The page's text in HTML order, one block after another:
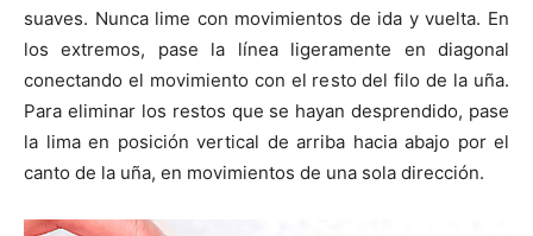
suaves. Nunca lime con movimientos de ida y vuelta. En
los extremos, pase la línea ligeramente en diagonal
conectando el movimiento con el resto del filo de la uña.
Para eliminar los restos que se hayan desprendido, pase
la lima en posición vertical de arriba hacia abajo por el
canto de la uña, en movimientos de una sola dirección.